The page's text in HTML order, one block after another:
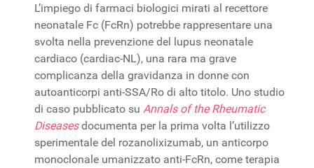
L’impiego di farmaci biologici mirati al recettore
neonatale Fc (FcRn) potrebbe rappresentare una
svolta nella prevenzione del lupus neonatale
cardiaco (cardiac-NL), una rara ma grave
complicanza della gravidanza in donne con
autoanticorpi anti-SSA/Ro di alto titolo. Uno studio
di caso pubblicato su Annals of the Rheumatic
Diseasesdocumenta per la prima volta l’utilizzo
sperimentale del rozanolixizumab, un anticorpo
monoclonale umanizzato anti-FcRn, come terapia